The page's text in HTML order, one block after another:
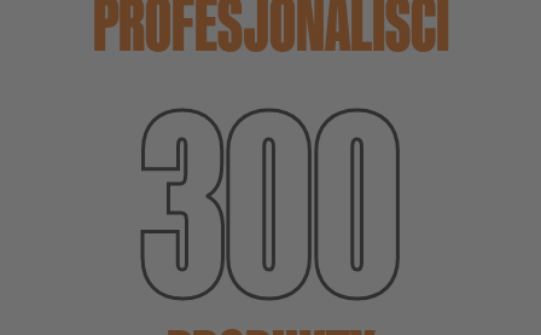
PROFESJONALIŚCI
300